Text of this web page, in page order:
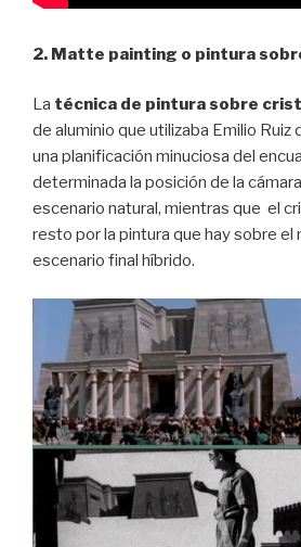
2. Matte painting o pintura
La técnica de pintura sobre
de aluminio que utilizaba Emilio Ruiz
una planificación minuciosa del
determinada la posición de la
escenario natural, mientras que el
resto por la pintura que hay sobre el
escenario final híbrido.